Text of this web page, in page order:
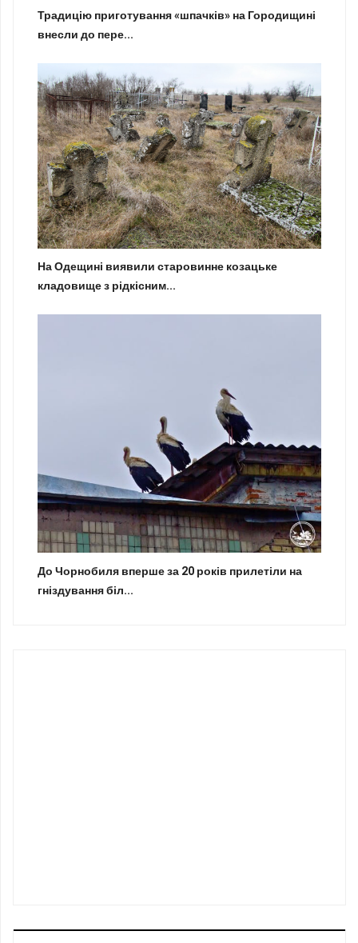
Традицію приготування «шпачків» на Городищині
внесли до пере...
На Одещині виявили старовинне козацьке
кладовище з рідкісним...
До Чорнобиля вперше за 20 років прилетіли на
гніздування біл...